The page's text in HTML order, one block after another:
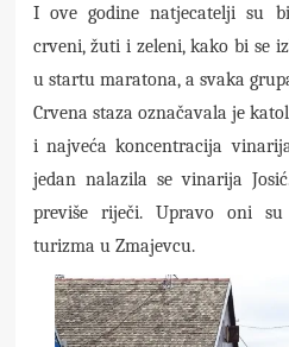
I ove godine natjecatelji su
crveni, žuti i zeleni, kako bi se
u startu maratona, a svaka
Crvena staza označavala je
i najveća koncentracija
jedan nalazila se vinarija
previše riječi. Upravo oni
turizma u Zmajevcu.